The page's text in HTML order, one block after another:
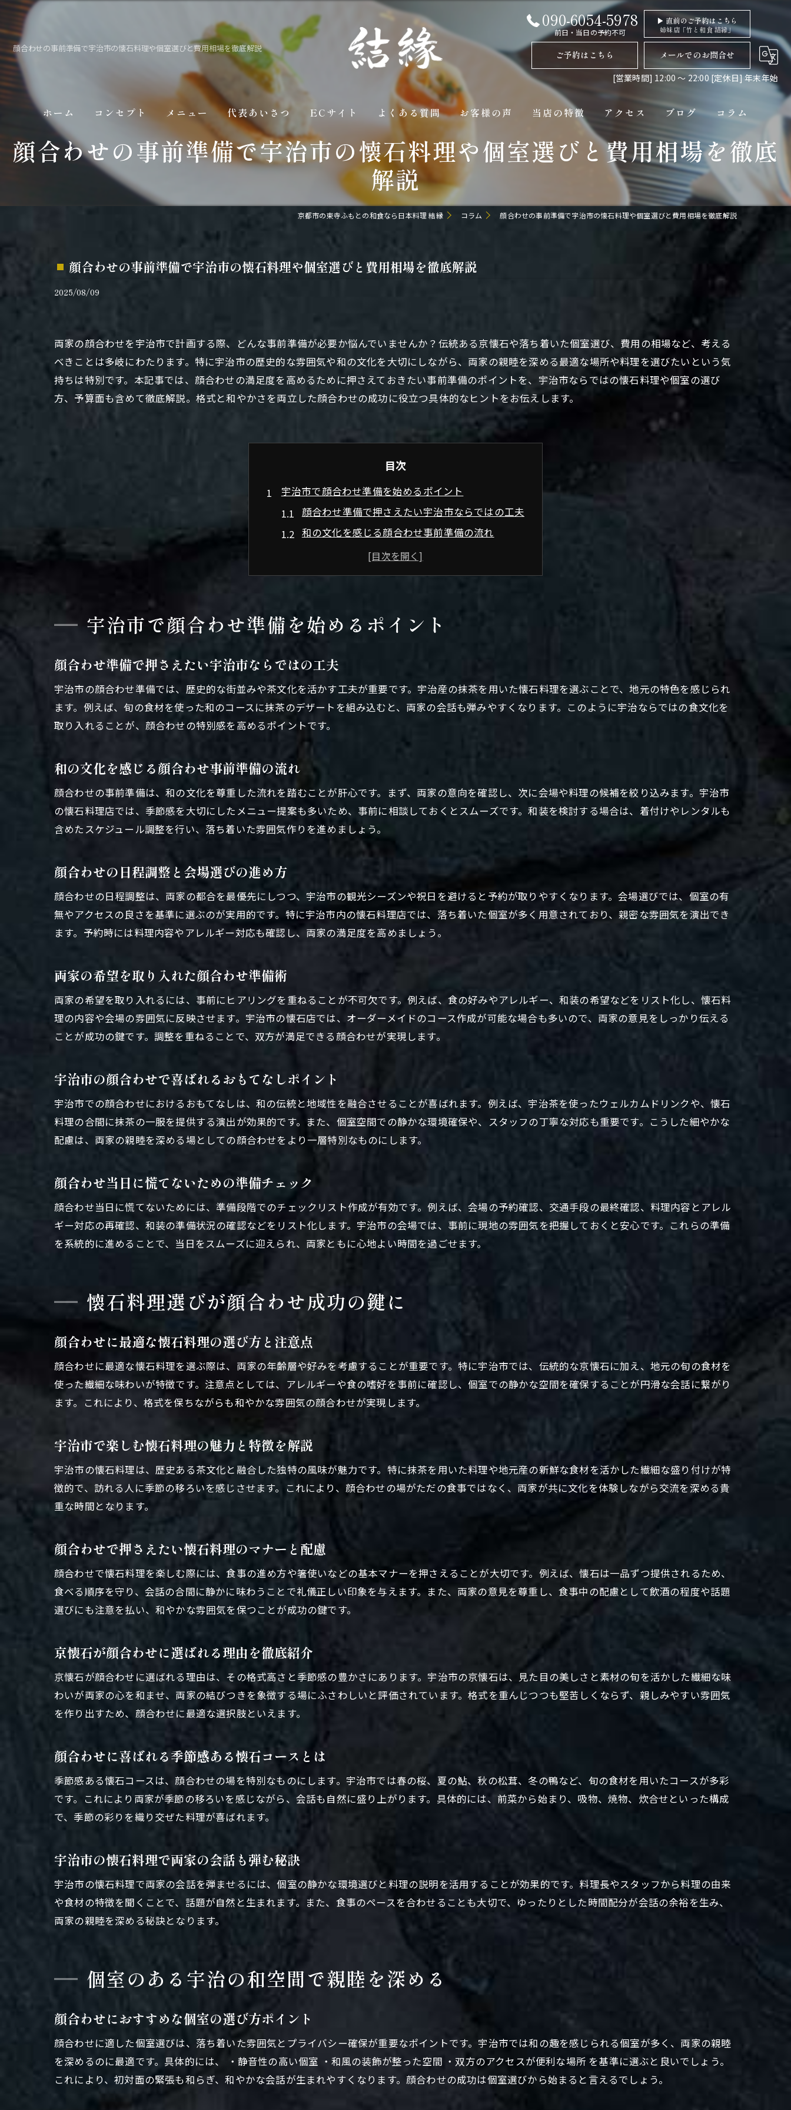
顔合わせの事前準備で宇治市の懐石料理や個室選びと費用相場を徹底解説
090-6054-5978
前日・当日の予約不可
▶ 直前のご予約はこちら
姉妹店「竹と和食 結縁」
ご予約はこちら
メールでのお問合せ
[営業時間] 12:00 〜 22:00 [定休日] 年末年始
ホーム コンセプト メニュー
ギャラリー
代表あいさつ ECサイト よくある質問 お客様の声 当店の特徴
ディナー
ペット連れ
アクセス ブログ コラム
顔合わせの事前準備で宇治市の懐石料理や個室選びと費用相場を徹底
解説
京都市の東寺ふもとの和食なら日本料理 結縁 コラム 顔合わせの事前準備で宇治市の懐石料理や個室選びと費用相場を徹底解説
顔合わせの事前準備で宇治市の懐石料理や個室選びと費用相場を徹底解説
2025/08/09
両家の顔合わせを宇治市で計画する際、どんな事前準備が必要か悩んでいませんか？伝統ある京懐石や落ち着いた個室選び、費用の相場など、考える
べきことは多岐にわたります。特に宇治市の歴史的な雰囲気や和の文化を大切にしながら、両家の親睦を深める最適な場所や料理を選びたいという気
持ちは特別です。本記事では、顔合わせの満足度を高めるために押さえておきたい事前準備のポイントを、宇治市ならではの懐石料理や個室の選び
方、予算面も含めて徹底解説。格式と和やかさを両立した顔合わせの成功に役立つ具体的なヒントをお伝えします。
目次
宇治市で顔合わせ準備を始めるポイント
顔合わせ準備で押さえたい宇治市ならではの工夫
和の文化を感じる顔合わせ事前準備の流れ
顔合わせの日程調整と会場選びの進め方
両家の希望を取り入れた顔合わせ準備術
顔合わせ当日に慌てないための準備チェック
懐石料理選びが顔合わせ成功の鍵に
顔合わせに最適な懐石料理の選び方と注意点
顔合わせで押さえたい懐石料理のマナーと配慮
京懐石が顔合わせに選ばれる理由を徹底紹介
個室のある宇治の和空間で親睦を深める
顔合わせにおすすめな個室の選び方ポイント
宇治市で顔合わせにふさわしい和空間の魅力
個室利用で両家の親睦が深まる理由を解説
和の雰囲気を大切にした顔合わせ個室選び
顔合わせで安心できるプライベート空間とは
宇治市の個室付き店舗で顔合わせが人気の理由
顔合わせなら宇治の伝統料理で特別な日を
宇治の懐石や抹茶料理が顔合わせに選ばれる訳
顔合わせに最適な宇治ならではの祝い膳を紹介
顔合わせ費用相場を知って安心の準備を進める
宇治市での顔合わせ費用を比較するポイント
費用面から考える顔合わせ会場の選び方
顔合わせ費用と料理内容のバランスを解説
京都の歴史感じる顔合わせ会場の選び方
顔合わせに最適な歴史感じる会場選びの基準
顔合わせで重視したい京都らしさと和やかさ
宇治市で和の歴史薫る会場を探すポイント
顔合わせ会場選びで大切な伝統と格式の視点
顔合わせ成功は宇治の懐石と個室が決め手
和やかな顔合わせを宇治市で実現するコツ
宇治市の個室付き懐石で和やかさアップ
懐石と個室で両家の絆が深まる理由を解説
両家の親睦を深める宇治市事前準備ガイド
宇治市で行う顔合わせ準備の実践ポイント
宇治の文化を活かした顔合わせ準備術とは
親睦を深めるための顔合わせ事前確認リスト
宇治市で顔合わせ準備を始めるポイント
顔合わせ準備で押さえたい宇治市ならではの工夫
宇治市の顔合わせ準備では、歴史的な街並みや茶文化を活かす工夫が重要です。宇治産の抹茶を用いた懐石料理を選ぶことで、地元の特色を感じられ
ます。例えば、旬の食材を使った和のコースに抹茶のデザートを組み込むと、両家の会話も弾みやすくなります。このように宇治ならではの食文化を
取り入れることが、顔合わせの特別感を高めるポイントです。
和の文化を感じる顔合わせ事前準備の流れ
顔合わせの事前準備は、和の文化を尊重した流れを踏むことが肝心です。まず、両家の意向を確認し、次に会場や料理の候補を絞り込みます。宇治市
の懐石料理店では、季節感を大切にしたメニュー提案も多いため、事前に相談しておくとスムーズです。和装を検討する場合は、着付けやレンタルも
含めたスケジュール調整を行い、落ち着いた雰囲気作りを進めましょう。
顔合わせの日程調整と会場選びの進め方
顔合わせの日程調整は、両家の都合を最優先にしつつ、宇治市の観光シーズンや祝日を避けると予約が取りやすくなります。会場選びでは、個室の有
無やアクセスの良さを基準に選ぶのが実用的です。特に宇治市内の懐石料理店では、落ち着いた個室が多く用意されており、親密な雰囲気を演出でき
ます。予約時には料理内容やアレルギー対応も確認し、両家の満足度を高めましょう。
両家の希望を取り入れた顔合わせ準備術
両家の希望を取り入れるには、事前にヒアリングを重ねることが不可欠です。例えば、食の好みやアレルギー、和装の希望などをリスト化し、懐石料
理の内容や会場の雰囲気に反映させます。宇治市の懐石店では、オーダーメイドのコース作成が可能な場合も多いので、両家の意見をしっかり伝える
ことが成功の鍵です。調整を重ねることで、双方が満足できる顔合わせが実現します。
宇治市の顔合わせで喜ばれるおもてなしポイント
宇治市での顔合わせにおけるおもてなしは、和の伝統と地域性を融合させることが喜ばれます。例えば、宇治茶を使ったウェルカムドリンクや、懐石
料理の合間に抹茶の一服を提供する演出が効果的です。また、個室空間での静かな環境確保や、スタッフの丁寧な対応も重要です。こうした細やかな
配慮は、両家の親睦を深める場としての顔合わせをより一層特別なものにします。
顔合わせ当日に慌てないための準備チェック
顔合わせ当日に慌てないためには、準備段階でのチェックリスト作成が有効です。例えば、会場の予約確認、交通手段の最終確認、料理内容とアレル
ギー対応の再確認、和装の準備状況の確認などをリスト化します。宇治市の会場では、事前に現地の雰囲気を把握しておくと安心です。これらの準備
を系統的に進めることで、当日をスムーズに迎えられ、両家ともに心地よい時間を過ごせます。
懐石料理選びが顔合わせ成功の鍵に
顔合わせに最適な懐石料理の選び方と注意点
顔合わせに最適な懐石料理を選ぶ際は、両家の年齢層や好みを考慮することが重要です。特に宇治市では、伝統的な京懐石に加え、地元の旬の食材を
使った繊細な味わいが特徴です。注意点としては、アレルギーや食の嗜好を事前に確認し、個室での静かな空間を確保することが円滑な会話に繋がり
ます。これにより、格式を保ちながらも和やかな雰囲気の顔合わせが実現します。
宇治市で楽しむ懐石料理の魅力と特徴を解説
宇治市の懐石料理は、歴史ある茶文化と融合した独特の風味が魅力です。特に抹茶を用いた料理や地元産の新鮮な食材を活かした繊細な盛り付けが特
徴的で、訪れる人に季節の移ろいを感じさせます。これにより、顔合わせの場がただの食事ではなく、両家が共に文化を体験しながら交流を深める貴
重な時間となります。
顔合わせで押さえたい懐石料理のマナーと配慮
顔合わせで懐石料理を楽しむ際には、食事の進め方や箸使いなどの基本マナーを押さえることが大切です。例えば、懐石は一品ずつ提供されるため、
食べる順序を守り、会話の合間に静かに味わうことで礼儀正しい印象を与えます。また、両家の意見を尊重し、食事中の配慮として飲酒の程度や話題
選びにも注意を払い、和やかな雰囲気を保つことが成功の鍵です。
京懐石が顔合わせに選ばれる理由を徹底紹介
京懐石が顔合わせに選ばれる理由は、その格式高さと季節感の豊かさにあります。宇治市の京懐石は、見た目の美しさと素材の旬を活かした繊細な味
わいが両家の心を和ませ、両家の結びつきを象徴する場にふさわしいと評価されています。格式を重んじつつも堅苦しくならず、親しみやすい雰囲気
を作り出すため、顔合わせに最適な選択肢といえます。
顔合わせに喜ばれる季節感ある懐石コースとは
季節感ある懐石コースは、顔合わせの場を特別なものにします。宇治市では春の桜、夏の鮎、秋の松茸、冬の鴨など、旬の食材を用いたコースが多彩
です。これにより両家が季節の移ろいを感じながら、会話も自然に盛り上がります。具体的には、前菜から始まり、吸物、焼物、炊合せといった構成
で、季節の彩りを織り交ぜた料理が喜ばれます。
宇治市の懐石料理で両家の会話も弾む秘訣
宇治市の懐石料理で両家の会話を弾ませるには、個室の静かな環境選びと料理の説明を活用することが効果的です。料理長やスタッフから料理の由来
や食材の特徴を聞くことで、話題が自然と生まれます。また、食事のペースを合わせることも大切で、ゆったりとした時間配分が会話の余裕を生み、
両家の親睦を深める秘訣となります。
個室のある宇治の和空間で親睦を深める
顔合わせにおすすめな個室の選び方ポイント
顔合わせに適した個室選びは、落ち着いた雰囲気とプライバシー確保が重要なポイントです。宇治市では和の趣を感じられる個室が多く、両家の親睦
を深めるのに最適です。具体的には、 ・静音性の高い個室 ・和風の装飾が整った空間 ・双方のアクセスが便利な場所 を基準に選ぶと良いでしょう。
これにより、初対面の緊張も和らぎ、和やかな会話が生まれやすくなります。顔合わせの成功は個室選びから始まると言えるでしょう。